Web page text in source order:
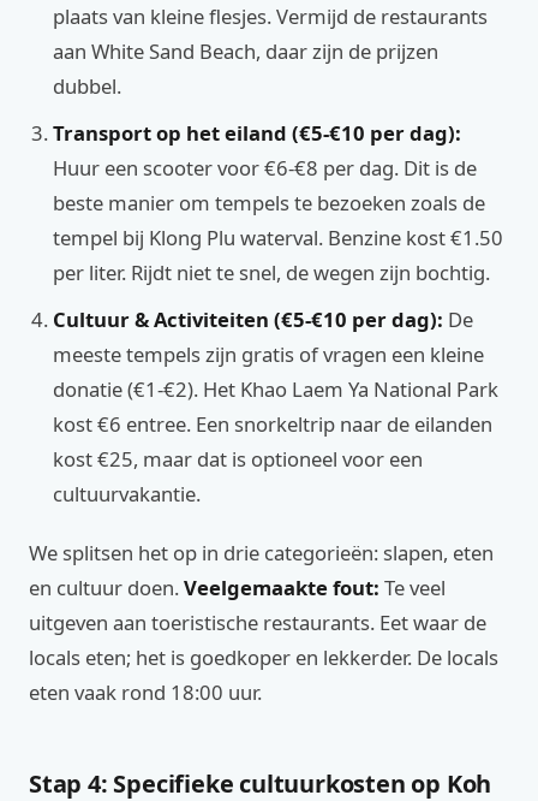
plaats van kleine flesjes. Vermijd de restaurants
aan White Sand Beach, daar zijn de prijzen
dubbel.
Transport op het eiland (€5-€10 per dag):
Huur een scooter voor €6-€8 per dag. Dit is de
beste manier om tempels te bezoeken zoals de
tempel bij Klong Plu waterval. Benzine kost €1.50
per liter. Rijdt niet te snel, de wegen zijn bochtig.
Cultuur & Activiteiten (€5-€10 per dag): De
meeste tempels zijn gratis of vragen een kleine
donatie (€1-€2). Het Khao Laem Ya National Park
kost €6 entree. Een snorkeltrip naar de eilanden
kost €25, maar dat is optioneel voor een
cultuurvakantie.
We splitsen het op in drie categorieën: slapen, eten
en cultuur doen.Veelgemaakte fout: Te veel
uitgeven aan toeristische restaurants. Eet waar de
locals eten; het is goedkoper en lekkerder. De locals
eten vaak rond 18:00 uur.
Stap 4: Specifieke cultuurkosten op Koh